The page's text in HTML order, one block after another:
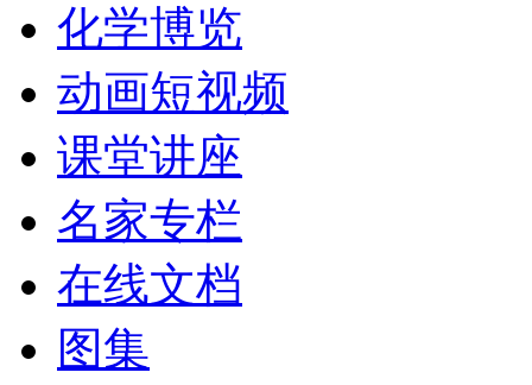
化学博览
动画短视频
课堂讲座
名家专栏
在线文档
图集